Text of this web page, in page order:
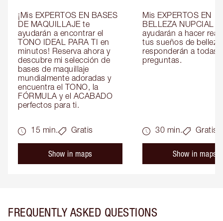
¡Mis EXPERTOS EN BASES
DE MAQUILLAJE te
ayudarán a encontrar el
TONO IDEAL PARA TI en
minutos! Reserva ahora y
descubre mi selección de
bases de maquillaje
mundialmente adoradas y
encuentra el TONO, la
FÓRMULA y el ACABADO
perfectos para ti.
15 min. Gratis
Show in maps
Mis EXPERTOS EN
BELLEZA NUPCIAL te
ayudarán a hacer
tus sueños de belleza
responderán a todas
preguntas.
30 min. Gratis
Show in maps
FREQUENTLY ASKED QUESTIONS